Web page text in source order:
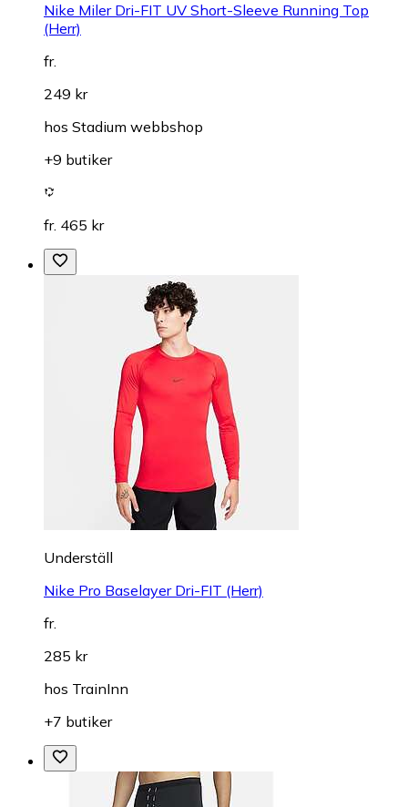
Nike Miler Dri-FIT UV Short-Sleeve Running Top
(Herr)
fr.
249 kr
hos Stadium webbshop
+9 butiker
fr. 465 kr
Underställ
Nike Pro Baselayer Dri-FIT (Herr)
fr.
285 kr
hos TrainInn
+7 butiker